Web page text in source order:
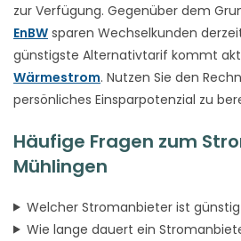
zur Verfügung. Gegenüber dem
EnBW sparen Wechselkunden
günstigste Alternativtarif kommt
Wärmestrom. Nutzen Sie den
persönliches Einsparpotenzial zu
Häufige Fragen zum
Mühlingen
Welcher Stromanbieter ist
Wie lange dauert ein